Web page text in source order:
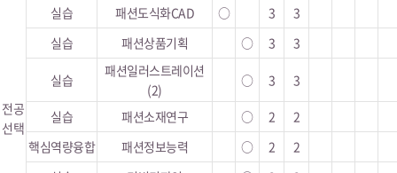
전공
선택
실습
패션도식화CAD ○ 3
3
실습
패션상품기획 ○ 3 3
실습
패션일러스트레이션
(2)
○ 3 3
실습 패션소재연구 ○ 2
2
핵심역량융합
패션정보능력 ○ 2
2